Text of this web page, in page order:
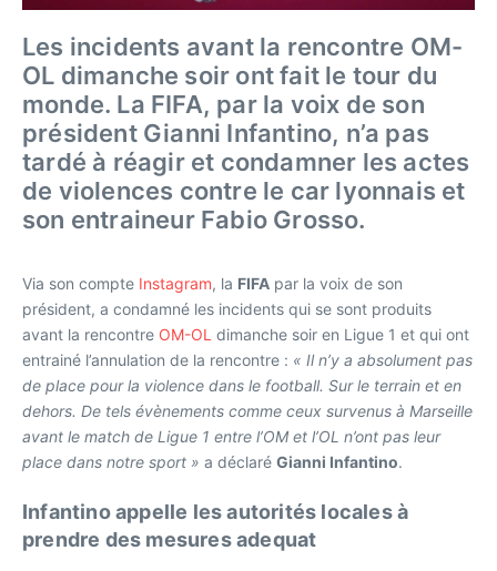
Les incidents avant la rencontre OM-
OL dimanche soir ont fait le tour du
monde. La FIFA, par la voix de son
président Gianni Infantino, n’a pas
tardé à réagir et condamner les actes
de violences contre le car lyonnais et
son entraineur Fabio Grosso.
Via son compte Instagram, la FIFA par la voix de son
président, a condamné les incidents qui se sont produits
avant la rencontre OM-OL dimanche soir en Ligue 1 et qui ont
entrainé l’annulation de la rencontre : « Il n’y a absolument pas
de place pour la violence dans le football. Sur le terrain et en
dehors. De tels évènements comme ceux survenus à Marseille
avant le match de Ligue 1 entre l’OM et l’OL n’ont pas leur
place dans notre sport » a déclaré Gianni Infantino.
Infantino appelle les autorités locales à
prendre des mesures adequat